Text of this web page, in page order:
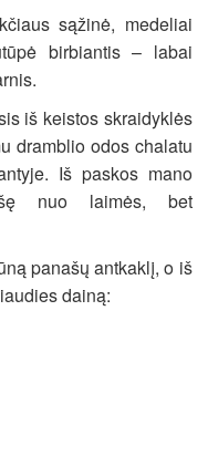
sąžinė, medeliai
birbiantis – labai
iš keistos skraidyklės
dramblio odos chalatu
Iš paskos mano
nuo laimės, bet
panašų antkaklį, o iš
dainą: